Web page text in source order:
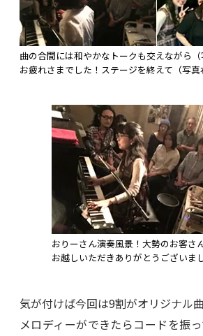
曲の合間には和やかなトークも交えながら（
お疲れさまでした！ステージを終えて（写真
おりーさん演奏風景！大勢のお客さ
お越しいただきありがとうございま
気が付けば今回は9割がオリジナル
メロディーができたらコードを振